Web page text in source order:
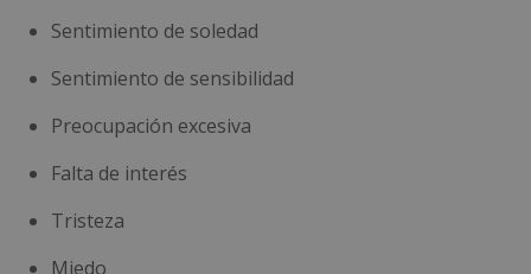
Sentimiento de soledad
Sentimiento de sensibilidad
Preocupación excesiva
Falta de interés
Tristeza
Miedo